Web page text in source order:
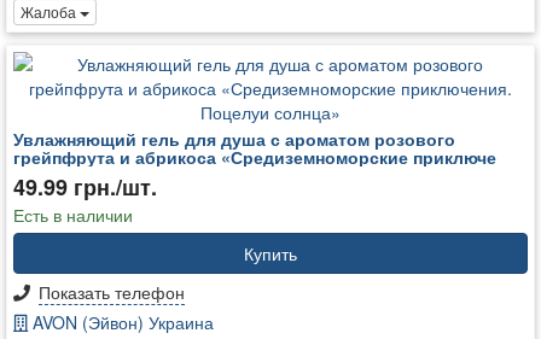
Жалоба
Увлажняющий гель для душа с ароматом розового
грейпфрута и абрикоса «Средиземноморские приключе
49.99 грн./шт.
Есть в наличии
Купить
Показать телефон
AVON (Эйвон) Украина